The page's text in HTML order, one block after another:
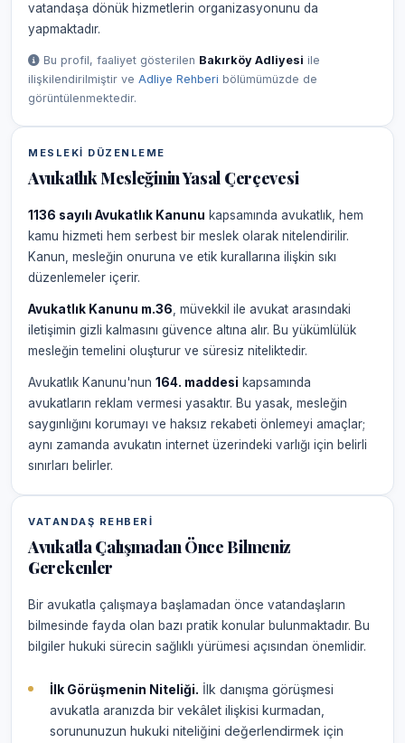
vatandaşa dönük hizmetlerin organizasyonunu da
yapmaktadır.
Bu profil, faaliyet gösterilen Bakırköy Adliyesi ile
ilişkilendirilmiştir ve Adliye Rehberi bölümümüzde de
görüntülenmektedir.
MESLEKI DÜZENLEME
Avukatlık Mesleğinin Yasal Çerçevesi
1136 sayılı Avukatlık Kanunu kapsamında avukatlık, hem
kamu hizmeti hem serbest bir meslek olarak nitelendirilir.
Kanun, mesleğin onuruna ve etik kurallarına ilişkin sıkı
düzenlemeler içerir.
Avukatlık Kanunu m.36 , müvekkil ile avukat arasındaki
iletişimin gizli kalmasını güvence altına alır. Bu yükümlülük
mesleğin temelini oluşturur ve süresiz niteliktedir.
Avukatlık Kanunu'nun 164. maddesi kapsamında
avukatların reklam vermesi yasaktır. Bu yasak, mesleğin
saygınlığını korumayı ve haksız rekabeti önlemeyi amaçlar;
aynı zamanda avukatın internet üzerindeki varlığı için belirli
sınırları belirler.
VATANDAŞ REHBERI
Avukatla Çalışmadan Önce Bilmeniz
Gerekenler
Bir avukatla çalışmaya başlamadan önce vatandaşların
bilmesinde fayda olan bazı pratik konular bulunmaktadır. Bu
bilgiler hukuki sürecin sağlıklı yürümesi açısından önemlidir.
İlk Görüşmenin Niteliği. İlk danışma görüşmesi
avukatla aranızda bir vekâlet ilişkisi kurmadan,
sorununuzun hukuki niteliğini değerlendirmek için